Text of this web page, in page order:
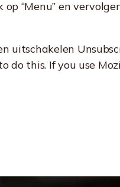
“Menu” en
uitschakelen
do this. If you use